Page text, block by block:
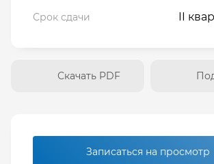
Срок сдачи II
Скачать PDF
Записаться на просмотр